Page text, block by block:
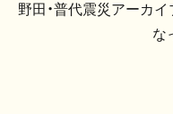
野田・普代震災アーカ
な